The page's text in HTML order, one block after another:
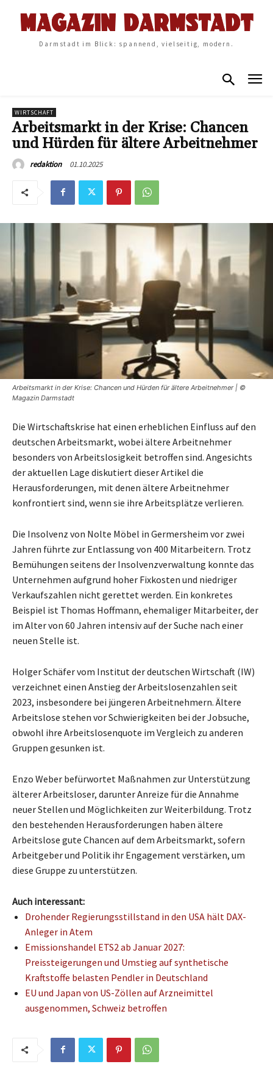
Darmstadt im Blick: spannend, vielseitig, modern.
WIRTSCHAFT
Arbeitsmarkt in der Krise: Chancen
und Hürden für ältere Arbeitnehmer
redaktion 01.10.2025
Arbeitsmarkt in der Krise: Chancen und Hürden für ältere Arbeitnehmer | ©
Magazin Darmstadt
Die Wirtschaftskrise hat einen erheblichen Einfluss auf den
deutschen Arbeitsmarkt, wobei ältere Arbeitnehmer
besonders von Arbeitslosigkeit betroffen sind. Angesichts
der aktuellen Lage diskutiert dieser Artikel die
Herausforderungen, mit denen ältere Arbeitnehmer
konfrontiert sind, wenn sie ihre Arbeitsplätze verlieren.
Die Insolvenz von Nolte Möbel in Germersheim vor zwei
Jahren führte zur Entlassung von 400 Mitarbeitern. Trotz
Bemühungen seitens der Insolvenzverwaltung konnte das
Unternehmen aufgrund hoher Fixkosten und niedriger
Verkaufszahlen nicht gerettet werden. Ein konkretes
Beispiel ist Thomas Hoffmann, ehemaliger Mitarbeiter, der
im Alter von 60 Jahren intensiv auf der Suche nach einer
neuen Stelle ist.
Holger Schäfer vom Institut der deutschen Wirtschaft (IW)
verzeichnet einen Anstieg der Arbeitslosenzahlen seit
2023, insbesondere bei jüngeren Arbeitnehmern. Ältere
Arbeitslose stehen vor Schwierigkeiten bei der Jobsuche,
obwohl ihre Arbeitslosenquote im Vergleich zu anderen
Gruppen gesunken ist.
Enzo Weber befürwortet Maßnahmen zur Unterstützung
älterer Arbeitsloser, darunter Anreize für die Annahme
neuer Stellen und Möglichkeiten zur Weiterbildung. Trotz
den bestehenden Herausforderungen haben ältere
Arbeitslose gute Chancen auf dem Arbeitsmarkt, sofern
Arbeitgeber und Politik ihr Engagement verstärken, um
diese Gruppe zu unterstützen.
Auch interessant:
Drohender Regierungsstillstand in den USA hält DAX-
Anleger in Atem
Emissionshandel ETS2 ab Januar 2027:
Preissteigerungen und Umstieg auf synthetische
Kraftstoffe belasten Pendler in Deutschland
EU und Japan von US-Zöllen auf Arzneimittel
ausgenommen, Schweiz betroffen